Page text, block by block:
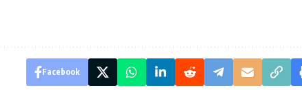
Facebook